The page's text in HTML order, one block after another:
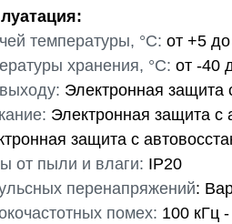
температуры, °С: от +5
хранения, °С: от -40
Электронная защита
Электронная защита c
защита c
от пыли и влаги: IP20
перенапряжений:
помех: 100 кГц